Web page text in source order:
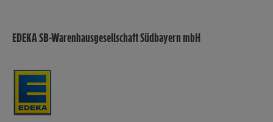
EDEKA SB-Warenhausgesellschaft Südbayern mbH